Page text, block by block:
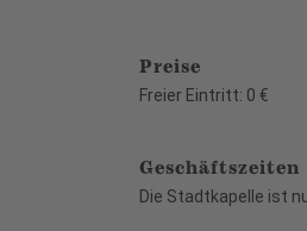
Preise
Freier Eintritt: 0 €
Geschäftszeiten
Die Stadtkapelle ist